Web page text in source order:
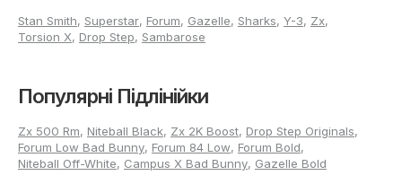
Stan Smith, Superstar, Forum, Gazelle, Sharks, Y-3, Zx,
Torsion X, Drop Step, Sambarose
Популярні Підлінійки
Zx 500 Rm, Niteball Black, Zx 2K Boost, Drop Step Originals,
Forum Low Bad Bunny, Forum 84 Low, Forum Bold,
Niteball Off-White, Campus X Bad Bunny, Gazelle Bold